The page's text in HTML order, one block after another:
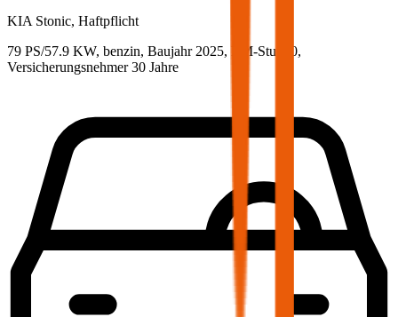
KIA Stonic, Haftpflicht
79 PS/57.9 KW, benzin, Baujahr 2025, BM-Stufe 0,
Versicherungsnehmer 30 Jahre